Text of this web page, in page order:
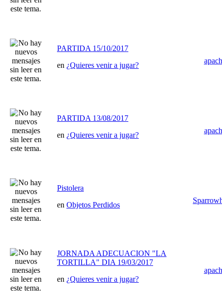
PARTIDA 15/10/2017
en ¿Quieres venir a jugar?
PARTIDA 13/08/2017
en ¿Quieres venir a jugar?
Pistolera
en Objetos Perdidos
JORNADA ADECUACION "LA
TORTILLA" DIA 19/03/2017
en ¿Quieres venir a jugar?